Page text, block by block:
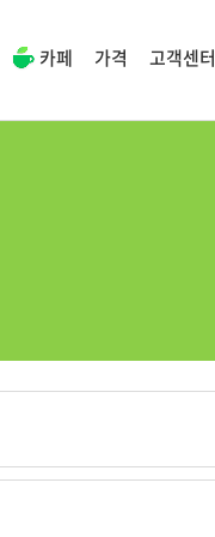
카페 가격 고객센터